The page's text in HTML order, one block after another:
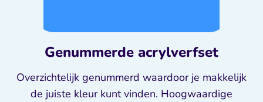
Genummerde acrylverfset
Overzichtelijk genummerd waardoor je makkelijk
de juiste kleur kunt vinden. Hoogwaardige